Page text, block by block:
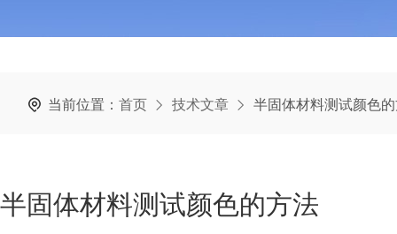
当前位置： 首页 技术文章 半固体材料测试颜色
半固体材料测试颜色的方法